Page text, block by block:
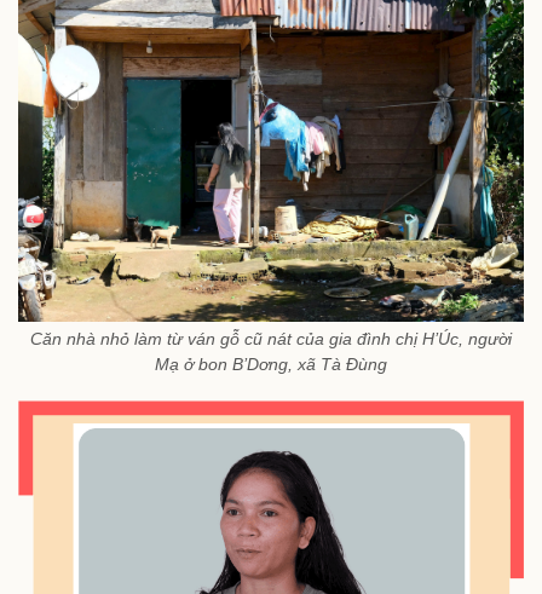
Căn nhà nhỏ làm từ ván gỗ cũ nát của gia đình chị H’Úc, người
Mạ ở bon B’Dơng, xã Tà Đùng